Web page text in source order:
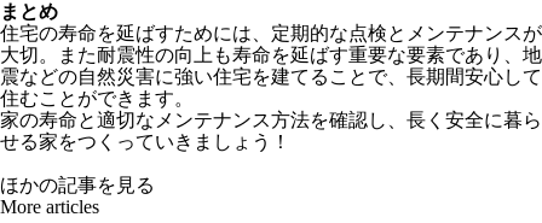
まとめ
住宅の寿命を延ばすためには、定期的な点検とメンテナンスが
大切。また耐震性の向上も寿命を延ばす重要な要素であり、地
震などの自然災害に強い住宅を建てることで、長期間安心して
住むことができます。
家の寿命と適切なメンテナンス方法を確認し、長く安全に暮ら
せる家をつくっていきましょう！
ほかの記事を見る
More articles